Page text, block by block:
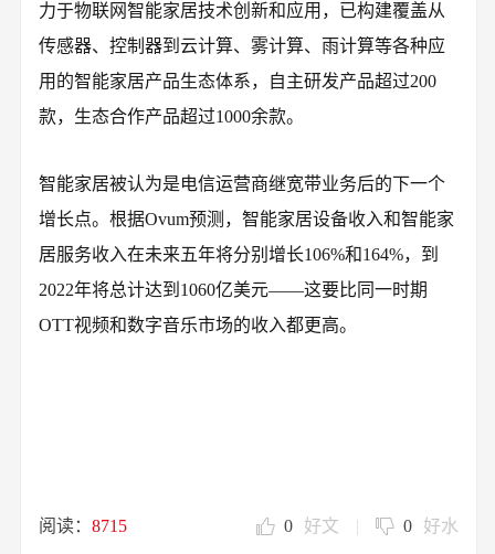
力于物联网智能家居技术创新和应用，已构建覆盖从
传感器、控制器到云计算、雾计算、雨计算等各种应
用的智能家居产品生态体系，自主研发产品超过200
款，生态合作产品超过1000余款。
智能家居被认为是电信运营商继宽带业务后的下一个
增长点。根据Ovum预测，智能家居设备收入和智能家
居服务收入在未来五年将分别增长106%和164%，到
2022年将总计达到1060亿美元——这要比同一时期
OTT视频和数字音乐市场的收入都更高。
阅读：8715 0 好文 | 0 好水